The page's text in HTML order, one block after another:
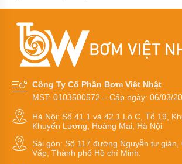
Tên
thường
các
loại
hóa
chất
Xuất
xứ
bơm
hóa
Công Ty Cổ Phần Bơm Việt Nhật
MST: 0103500572 – Cấp ngày: 06/03/
Hà Nội: Số 41.1 và 42.1 Lô C, Tổ 19,
Khuyến Lương, Hoàng Mai, Hà Nội
Sài gòn: Số 117 đường Nguyễn tư giản,
Vấp, Thành phố Hồ chí Minh.